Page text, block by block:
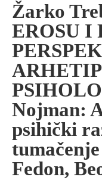
Žarko
EROSU I
Nojman:
psihički
Fedon,